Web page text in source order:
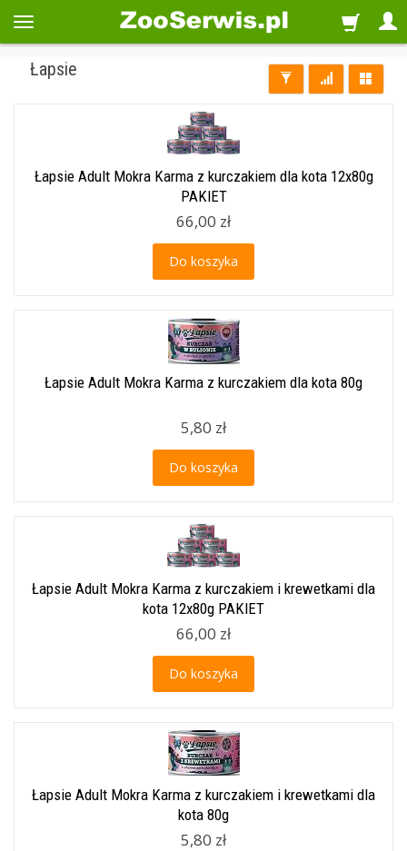
Łapsie
Łapsie Adult Mokra Karma z kurczakiem dla kota 12x80g
PAKIET
66,00 zł
Do koszyka
Łapsie Adult Mokra Karma z kurczakiem dla kota 80g
5,80 zł
Do koszyka
Łapsie Adult Mokra Karma z kurczakiem i krewetkami dla
kota 12x80g PAKIET
66,00 zł
Do koszyka
Łapsie Adult Mokra Karma z kurczakiem i krewetkami dla
kota 80g
5,80 zł